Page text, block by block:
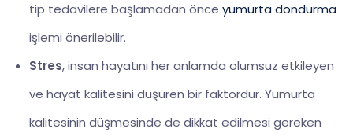
tip tedavilere başlamadan önce yumurta dondurma
işlemi önerilebilir.
Stres, insan hayatını her anlamda olumsuz etkileyen
ve hayat kalitesini düşüren bir faktördür. Yumurta
kalitesinin düşmesinde de dikkat edilmesi gereken